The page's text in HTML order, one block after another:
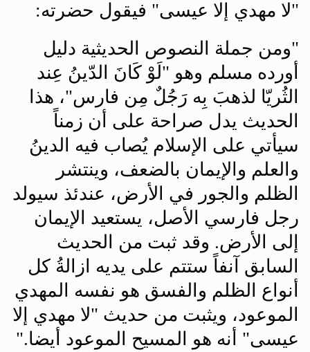
"لا مهدي إلا عيسى" فيقول حضرته:
"ومن جملة النصوص الحديثية دليل
أورده مسلم وهو "لَوْ كَانَ الدّينُ عِند
الثُريّا لذهبَ بِه رَجُلٌ مِن فارس"، هذا
الحديث يدل صراحة على أن زمناً
سيأتي على الإسلام يُصاب فيه الدينُ
والعلم والإيمان بالضعف، وينتشر
الظلم والجور في الأرض، عندئذ سيولد
رجل فارسي الأصل، يستعيد الإيمان
إلى الأرض. وقد ثبت من الحديث
السابق آنفاً ‏ستتم على يديه ازالةُ كل
أنواع الظلم والفسق هو نفسه المهدي
الموعود، ويثبت من حديث "لا مهدي إلا
عيسى" أنه هو المسيح الموعود أيضا."